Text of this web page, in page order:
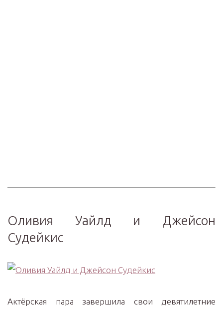
Оливия Уайлд и Джейсон
Судейкис
Актёрская пара завершила свои девятилетние